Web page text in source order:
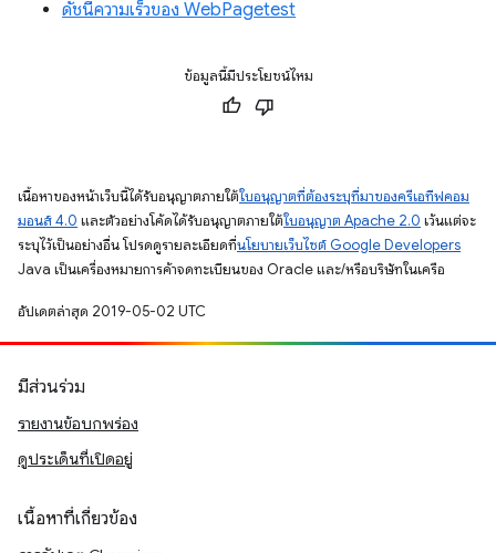
ดัชนีความเร็วของ WebPagetest
ข้อมูลนี้มีประโยชน์ไหม
เนื้อหาของหน้าเว็บนี้ได้รับอนุญาตภายใต้ใบอนุญาตที่ต้องระบุที่มาของครีเอทีฟคอม
มอนส์ 4.0 และตัวอย่างโค้ดได้รับอนุญาตภายใต้ใบอนุญาต Apache 2.0 เว้นแต่จะ
ระบุไว้เป็นอย่างอื่น โปรดดูรายละเอียดที่นโยบายเว็บไซต์ Google Developers
Java เป็นเครื่องหมายการค้าจดทะเบียนของ Oracle และ/หรือบริษัทในเครือ
อัปเดตล่าสุด 2019-05-02 UTC
มีส่วนร่วม
รายงานข้อบกพร่อง
ดูประเด็นที่เปิดอยู่
เนื้อหาที่เกี่ยวข้อง